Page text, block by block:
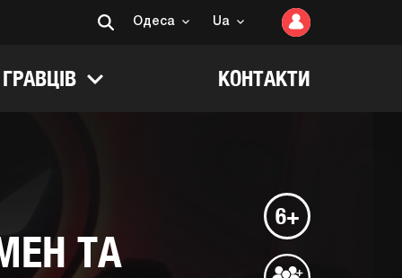
Одеса Ua
КОНТАКТИ
ТА
6+